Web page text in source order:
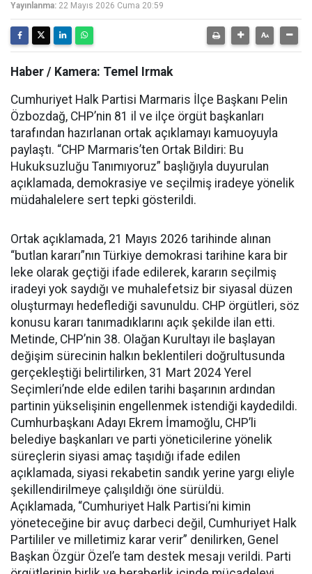
Yayınlanma: 22 Mayıs 2026 Cuma 20:59
Haber / Kamera: Temel Irmak
Cumhuriyet Halk Partisi Marmaris İlçe Başkanı Pelin
Özbozdağ, CHP’nin 81 il ve ilçe örgüt başkanları
tarafından hazırlanan ortak açıklamayı kamuoyuyla
paylaştı. “CHP Marmaris’ten Ortak Bildiri: Bu
Hukuksuzluğu Tanımıyoruz” başlığıyla duyurulan
açıklamada, demokrasiye ve seçilmiş iradeye yönelik
müdahalelere sert tepki gösterildi.
Ortak açıklamada, 21 Mayıs 2026 tarihinde alınan
“butlan kararı”nın Türkiye demokrasi tarihine kara bir
leke olarak geçtiği ifade edilerek, kararın seçilmiş
iradeyi yok saydığı ve muhalefetsiz bir siyasal düzen
oluşturmayı hedeflediği savunuldu. CHP örgütleri, söz
konusu kararı tanımadıklarını açık şekilde ilan etti.
Metinde, CHP’nin 38. Olağan Kurultayı ile başlayan
değişim sürecinin halkın beklentileri doğrultusunda
gerçekleştiği belirtilirken, 31 Mart 2024 Yerel
Seçimleri’nde elde edilen tarihi başarının ardından
partinin yükselişinin engellenmek istendiği kaydedildi.
Cumhurbaşkanı Adayı Ekrem İmamoğlu, CHP’li
belediye başkanları ve parti yöneticilerine yönelik
süreçlerin siyasi amaç taşıdığı ifade edilen
açıklamada, siyasi rekabetin sandık yerine yargı eliyle
şekillendirilmeye çalışıldığı öne sürüldü.
Açıklamada, “Cumhuriyet Halk Partisi’ni kimin
yöneteceğine bir avuç darbeci değil, Cumhuriyet Halk
Partililer ve milletimiz karar verir” denilirken, Genel
Başkan Özgür Özel’e tam destek mesajı verildi. Parti